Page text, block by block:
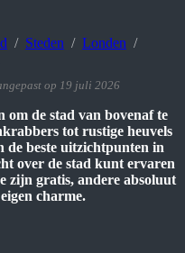
Steden
Londen
op 19 juli 2026
om de stad van bovenaf te
tot rustige heuvels
de beste uitzichtpunten in
over de stad kunt ervaren
zijn gratis, andere absoluut
charme.